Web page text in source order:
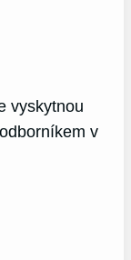
vyskytnou
v